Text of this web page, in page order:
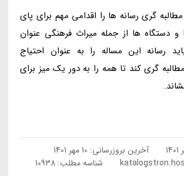
گری رسانه ها را اقدامی مهم برای پای
و دستگاه ها از جمله میراث فرهنگی عنوان
رسانه این مساله را به عنوان احتیاج
گری کند تا همه را به دور یک میز برای
آخرین بروزرسانی: 10 مهر 1401
شناسه مطلب: 10938